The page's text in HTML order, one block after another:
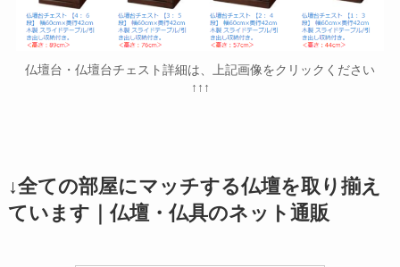
仏壇台・仏壇台チェスト詳細は、上記画像をクリックください
↑↑↑
↓全ての部屋にマッチする仏壇を取り揃え
ています｜仏壇・仏具のネット通販